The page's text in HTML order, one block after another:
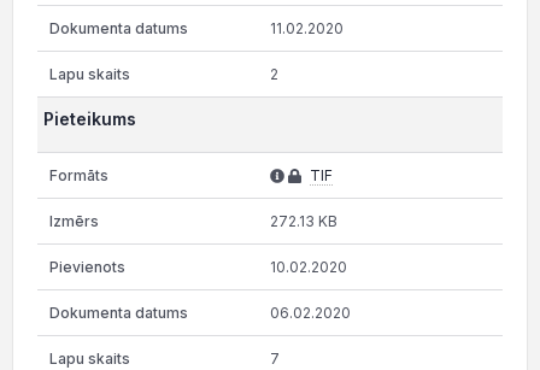
11.02.2020
2
Pieteikums
TIF
272.13 KB
10.02.2020
06.02.2020
7